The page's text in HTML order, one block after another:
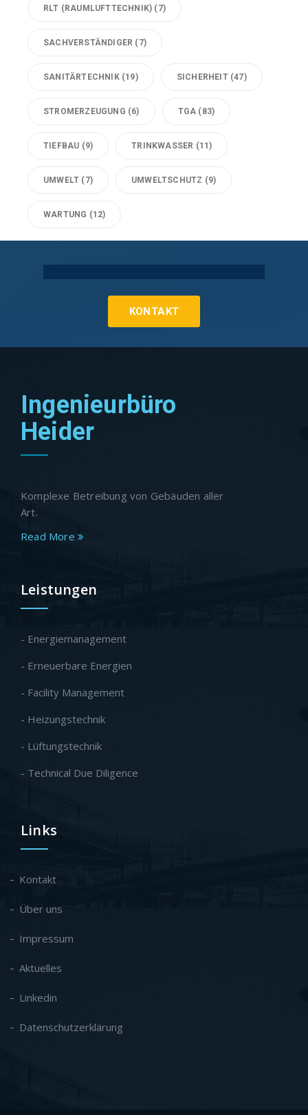
RLT (RAUMLUFTTECHNIK) (7)
SACHVERSTÄNDIGER (7)
SANITÄRTECHNIK(19) SICHERHEIT(47)
STROMERZEUGUNG (6) TGA (83)
TIEFBAU (9) TRINKWASSER (11)
UMWELT (7) UMWELTSCHUTZ (9)
WARTUNG (12)
KONTAKT
Ingenieurbüro
Heider
Komplexe Betreibung von Gebäuden aller
Art.
Read More
Leistungen
- Energiemanagement
- Erneuerbare Energien
- Facility Management
- Heizungstechnik
- Lüftungstechnik
- Technical Due Diligence
Links
Kontakt
Über uns
Impressum
Aktuelles
Linkedin
Datenschutzerklärung